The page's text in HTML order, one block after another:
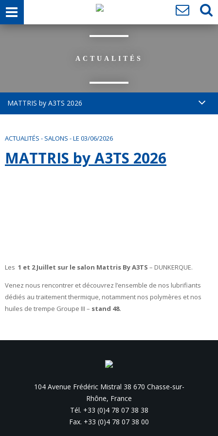
ACTUALITÉS
MATTRIS by A3TS 2026
ACTUALITÉS - SALONS -LE 03/06/2026
MATTRIS by A3TS 2026
Les 1 et 2 Juillet sur le salon Mattris By A3TS – DUNKERQUE.
Venez nous rencontrer et découvrez l’ensemble de nos lubrifiants
dédiés au traitement thermique, notamment nos polymères et nos
huiles de trempe Groupe III – stand 48.
104 Avenue Frédéric Mistral 38 670 Chasse-sur-
Rhône, France
Tél. +33 (0)4 78 07 38 38
Fax. +33 (0)4 78 07 38 00